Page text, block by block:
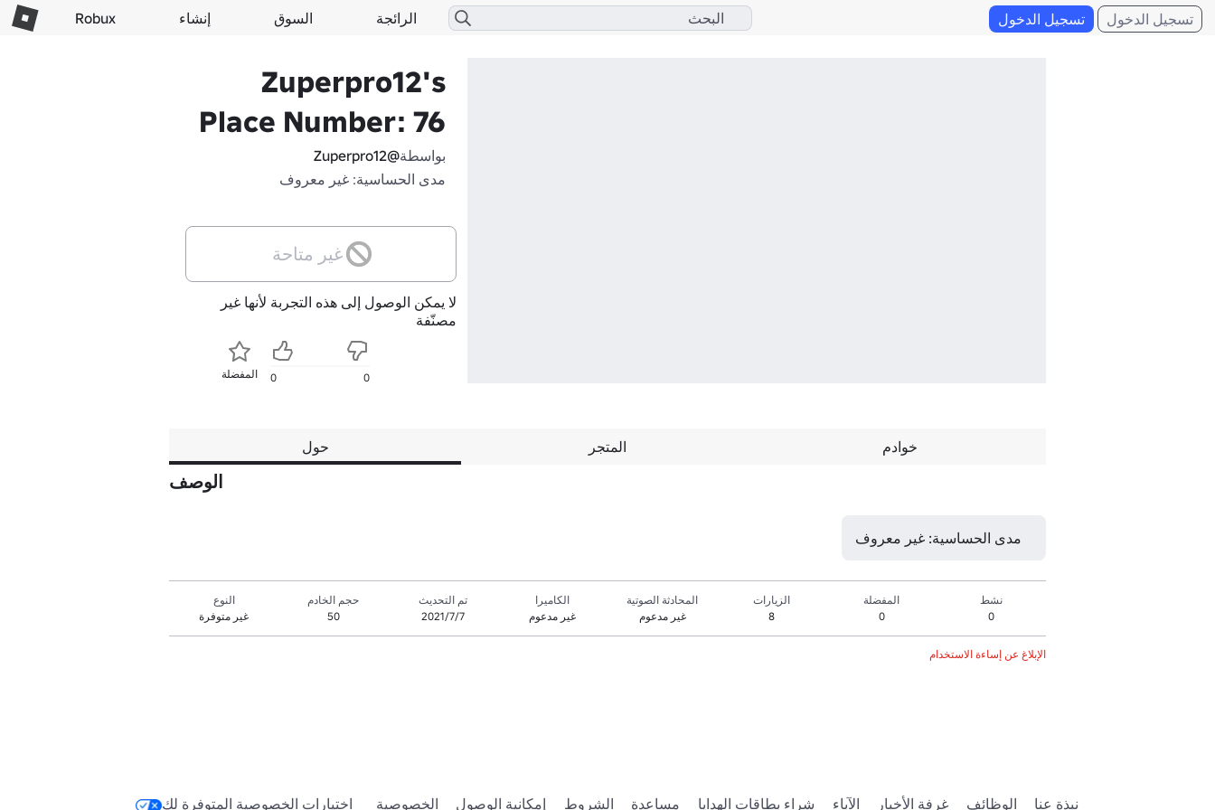
الرائجة السوق إنشاء Robux تسجيل الدخول تسجيل الدخول
Zuperpro12's
Place Number: 76
بواسطة@Zuperpro12
مدى الحساسية: غير معروف
غير متاحة
لا يمكن الوصول إلى هذه التجربة لأنها غير
مصنّفة
المفضلة 0 0
حول المتجر خوادم
الوصف
مدى الحساسية: غير معروف
نشط
0
المفضلة
0
الزيارات
8
المحادثة الصوتية
غير مدعوم
الكاميرا
غير مدعوم
تم التحديث
7‏/7‏/2021
حجم الخادم
50
النوع
غير متوفرة
الإبلاغ عن إساءة الاستخدام
نبذة عنا الوظائف غرفة الأخبار الآباء شراء بطاقات الهدايا مساعدة الشروط إمكانية الوصول الخصوصية اختيارات الخصوصية المتوفرة لك